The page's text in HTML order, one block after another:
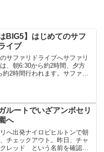
BIG5】はじめてのサフ
イブ
サファリドライブへサファリ
、朝6:30から約2時間、夕方
約2時間行われます。サファリ
、...
ルートでいざアンボセリ
へ
へ出発ナイロビヒルトンで朝
チェックアウト。昨日、チャ
レッド という名前を確認し